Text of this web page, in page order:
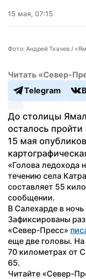
15 мая, 07:15
Фото: Андрей Ткачев /
Читать «Север-
Telegram
До столицы
осталось
15 мая
«Голова ледохода
течению села
составляет 55
сообщении.
В Салехарде в
Зафиксированы
«Север-Пресс»
еще две головы.
70 километрах от
65.
Читайте «Север-